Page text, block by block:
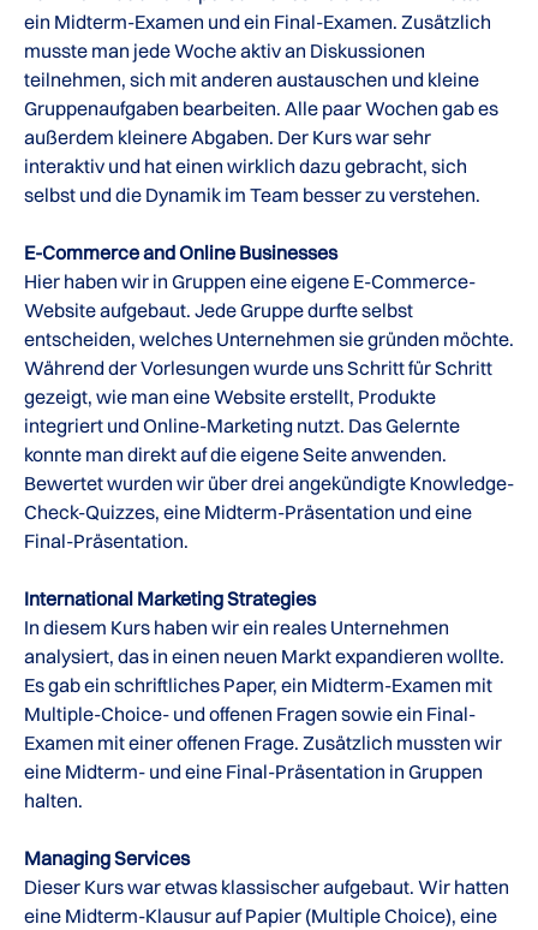
ein Midterm-Examen und ein Final-Examen. Zusätzlich
musste man jede Woche aktiv an Diskussionen
teilnehmen, sich mit anderen austauschen und kleine
Gruppenaufgaben bearbeiten. Alle paar Wochen gab es
außerdem kleinere Abgaben. Der Kurs war sehr
interaktiv und hat einen wirklich dazu gebracht, sich
selbst und die Dynamik im Team besser zu verstehen.
E-Commerce and Online Businesses
Hier haben wir in Gruppen eine eigene E-Commerce-
Website aufgebaut. Jede Gruppe durfte selbst
entscheiden, welches Unternehmen sie gründen möchte.
Während der Vorlesungen wurde uns Schritt für Schritt
gezeigt, wie man eine Website erstellt, Produkte
integriert und Online-Marketing nutzt. Das Gelernte
konnte man direkt auf die eigene Seite anwenden.
Bewertet wurden wir über drei angekündigte Knowledge-
Check-Quizzes, eine Midterm-Präsentation und eine
Final-Präsentation.
International Marketing Strategies
In diesem Kurs haben wir ein reales Unternehmen
analysiert, das in einen neuen Markt expandieren wollte.
Es gab ein schriftliches Paper, ein Midterm-Examen mit
Multiple-Choice- und offenen Fragen sowie ein Final-
Examen mit einer offenen Frage. Zusätzlich mussten wir
eine Midterm- und eine Final-Präsentation in Gruppen
halten.
Managing Services
Dieser Kurs war etwas klassischer aufgebaut. Wir hatten
eine Midterm-Klausur auf Papier (Multiple Choice), eine